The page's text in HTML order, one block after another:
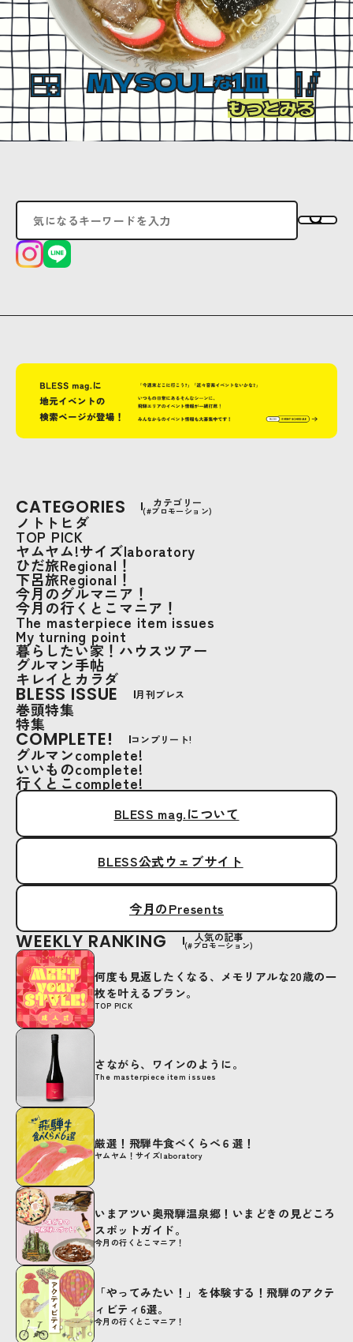
MYSOULな1皿
もっとみる
CATEGORIES カテゴリー
(#プロモーション)
ノトトヒダ
TOP PICK
ヤムヤム!サイズlaboratory
ひだ旅Regional！
下呂旅Regional！
今月のグルマニア！
今月の行くとこマニア！
The masterpiece item issues
My turning point
暮らしたい家！ハウスツアー
グルマン手帖
キレイとカラダ
BLESS ISSUE 月刊ブレス
巻頭特集
特集
COMPLETE! コンプリート!
グルマンcomplete!
いいものcomplete!
行くとこcomplete!
BLESS mag.について
BLESS公式ウェブサイト
今月のPresents
WEEKLY RANKING 人気の記事
(#プロモーション)
TOP PICK
何度も見返したくなる、メモリアルな20歳の一
枚を叶えるプラン。
The masterpiece item issues
さながら、ワインのように。
ヤムヤム！サイズlaboratory
厳選！飛騨牛食べくらべ６選！
今月の行くとこマニア！
いまアツい奥飛騨温泉郷！いまどきの見どころ
スポットガイド。
今月の行くとこマニア！
「やってみたい！」を体験する！飛騨のアクテ
ィビティ6選。